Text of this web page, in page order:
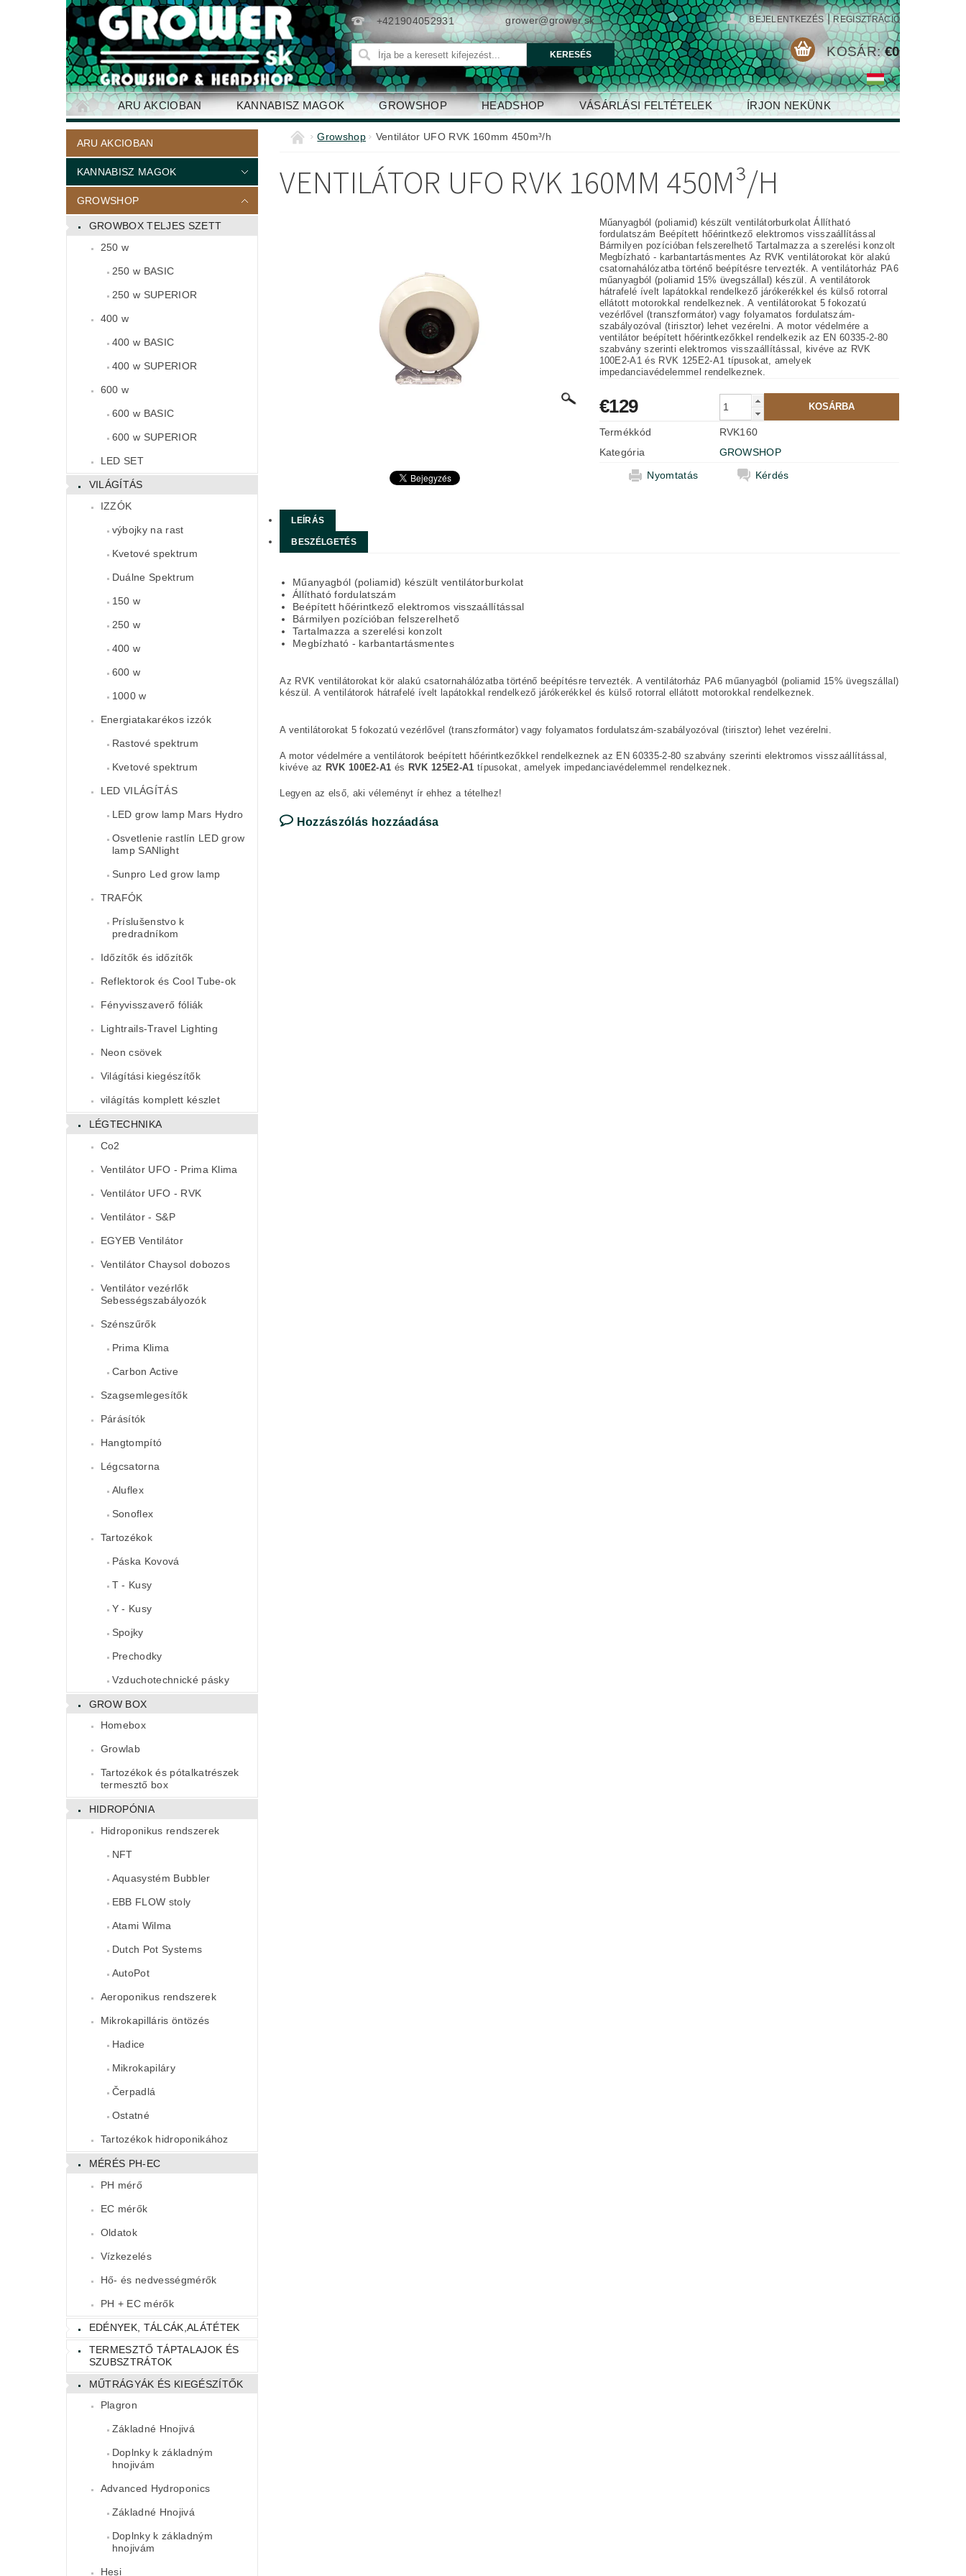
+421904052931 grower@grower.sk BEJELENTKEZÉS | REGISZTRÁCIÓ
KOSÁR: €0
ARU AKCIOBAN KANNABISZ MAGOK GROWSHOP HEADSHOP VÁSÁRLÁSI FELTÉTELEK ÍRJON NEKÜNK
ELÉRHETŐSÉG
ARU AKCIOBAN
KANNABISZ MAGOK
GROWSHOP
GROWBOX TELJES SZETT
250 w
250 w BASIC
250 w SUPERIOR
400 w
400 w BASIC
400 w SUPERIOR
600 w
600 w BASIC
600 w SUPERIOR
LED SET
VILÁGÍTÁS
IZZÓK
výbojky na rast
Kvetové spektrum
Duálne Spektrum
150 w
250 w
400 w
600 w
1000 w
Energiatakarékos izzók
Rastové spektrum
Kvetové spektrum
LED VILÁGÍTÁS
LED grow lamp Mars Hydro
Osvetlenie rastlín LED grow
lamp SANlight
Sunpro Led grow lamp
TRAFÓK
Príslušenstvo k
predradníkom
Időzítők és időzítők
Reflektorok és Cool Tube-ok
Fényvisszaverő fóliák
Lightrails-Travel Lighting
Neon csövek
Világítási kiegészítők
világítás komplett készlet
LÉGTECHNIKA
Co2
Ventilátor UFO - Prima Klima
Ventilátor UFO - RVK
Ventilátor - S&P
EGYEB Ventilátor
Ventilátor Chaysol dobozos
Ventilátor vezérlők
Sebességszabályozók
Szénszűrők
Prima Klima
Carbon Active
Szagsemlegesítők
Párásítók
Hangtompító
Légcsatorna
Aluflex
Sonoflex
Tartozékok
Páska Kovová
T - Kusy
Y - Kusy
Spojky
Prechodky
Vzduchotechnické pásky
GROW BOX
Homebox
Growlab
Tartozékok és pótalkatrészek
termesztő box
HIDROPÓNIA
Hidroponikus rendszerek
NFT
Aquasystém Bubbler
EBB FLOW stoly
Atami Wilma
Dutch Pot Systems
AutoPot
Aeroponikus rendszerek
Mikrokapilláris öntözés
Hadice
Mikrokapiláry
Čerpadlá
Ostatné
Tartozékok hidroponikához
MÉRÉS PH-EC
PH mérő
EC mérők
Oldatok
Vízkezelés
Hő- és nedvességmérők
PH + EC mérők
EDÉNYEK, TÁLCÁK,ALÁTÉTEK
TERMESZTŐ TÁPTALAJOK ÉS
SZUBSZTRÁTOK
MŰTRÁGYÁK ÉS KIEGÉSZÍTŐK
Plagron
Základné Hnojivá
Doplnky k základným
hnojivám
Advanced Hydroponics
Základné Hnojivá
Doplnky k základným
hnojivám
Hesi
Growshop Ventilátor UFO RVK 160mm 450m³/h
VENTILÁTOR UFO RVK 160MM 450M³/H
Műanyagból (poliamid) készült ventilátorburkolat Állítható
fordulatszám Beépített hőérintkező elektromos visszaállítással
Bármilyen pozícióban felszerelhető Tartalmazza a szerelési konzolt
Megbízható - karbantartásmentes Az RVK ventilátorokat kör alakú
csatornahálózatba történő beépítésre tervezték. A ventilátorház PA6
műanyagból (poliamid 15% üvegszállal) készül. A ventilátorok
hátrafelé ívelt lapátokkal rendelkező járókerékkel és külső rotorral
ellátott motorokkal rendelkeznek. A ventilátorokat 5 fokozatú
vezérlővel (transzformátor) vagy folyamatos fordulatszám-
szabályozóval (tirisztor) lehet vezérelni. A motor védelmére a
ventilátor beépített hőérintkezőkkel rendelkezik az EN 60335-2-80
szabvány szerinti elektromos visszaállítással, kivéve az RVK
100E2-A1 és RVK 125E2-A1 típusokat, amelyek
impedanciavédelemmel rendelkeznek.
€129
Termékkód
RVK160
Kategória
GROWSHOP
Nyomtatás
Kérdés
LEÍRÁS
BESZÉLGETÉS
Műanyagból (poliamid) készült ventilátorburkolat
Állítható fordulatszám
Beépített hőérintkező elektromos visszaállítással
Bármilyen pozícióban felszerelhető
Tartalmazza a szerelési konzolt
Megbízható - karbantartásmentes
Az RVK ventilátorokat kör alakú csatornahálózatba történő beépítésre tervezték. A ventilátorház PA6 műanyagból (poliamid 15% üvegszállal)
készül. A ventilátorok hátrafelé ívelt lapátokkal rendelkező járókerékkel és külső rotorral ellátott motorokkal rendelkeznek.
A ventilátorokat 5 fokozatú vezérlővel (transzformátor) vagy folyamatos fordulatszám-szabályozóval (tirisztor) lehet vezérelni.
A motor védelmére a ventilátorok beépített hőérintkezőkkel rendelkeznek az EN 60335-2-80 szabvány szerinti elektromos visszaállítással,
kivéve az RVK 100E2-A1 és RVK 125E2-A1 típusokat, amelyek impedanciavédelemmel rendelkeznek.
Legyen az első, aki véleményt ír ehhez a tételhez!
Hozzászólás hozzáadása